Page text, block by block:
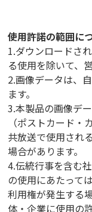
使用許諾の範囲に
1.ダウンロードさ
る使用を除いて、
2.画像データは、
ます。
3.本製品の画像デ
（ポストカード
共放送で使用され
場合があります。
4.伝統行事を含む
の使用にあたって
利用権が発生する
体・企業に使用の